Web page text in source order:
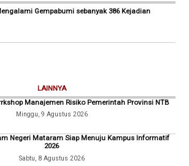
Gempabumi sebanyak 386 Kejadian
LAINNYA
Manajemen Risiko Pemerintah Provinsi NTB
Minggu, 9 Agustus 2026
Negeri Mataram Siap Menuju Kampus Informatif
2026
Sabtu, 8 Agustus 2026